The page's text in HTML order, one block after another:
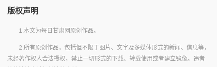
版权声明
1.本文为每日甘肃网原创作品。
2.所有原创作品，包括但不限于图片、文字及多媒体形式的新闻、信息等，
未经著作权人合法授权，禁止一切形式的下载、转载使用或者建立镜像。违者